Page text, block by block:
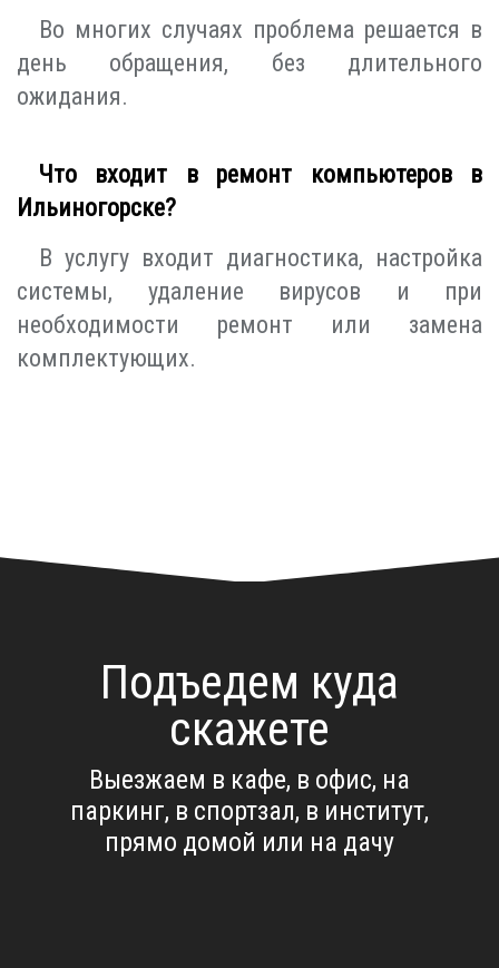
Во многих случаях проблема решается в
день обращения, без длительного
ожидания.
Что входит в ремонт компьютеров в
Ильиногорске?
В услугу входит диагностика, настройка
системы, удаление вирусов и при
необходимости ремонт или замена
комплектующих.
Подъедем куда
скажете
Выезжаем в кафе, в офис, на
паркинг, в спортзал, в институт,
прямо домой или на дачу